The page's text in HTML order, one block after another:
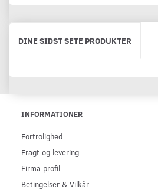
DINE SIDST SETE PRODUKTER
INFORMATIONER
Fortrolighed
Fragt og levering
Firma profil
Betingelser & Vilkår